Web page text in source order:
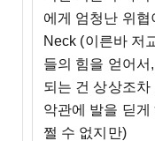
에게 엄청난 위
Neck (이른바 저
들의 힘을 얻어서
되는 건 상상조차
악관에 발을 딛게
쩔 수 없지만)